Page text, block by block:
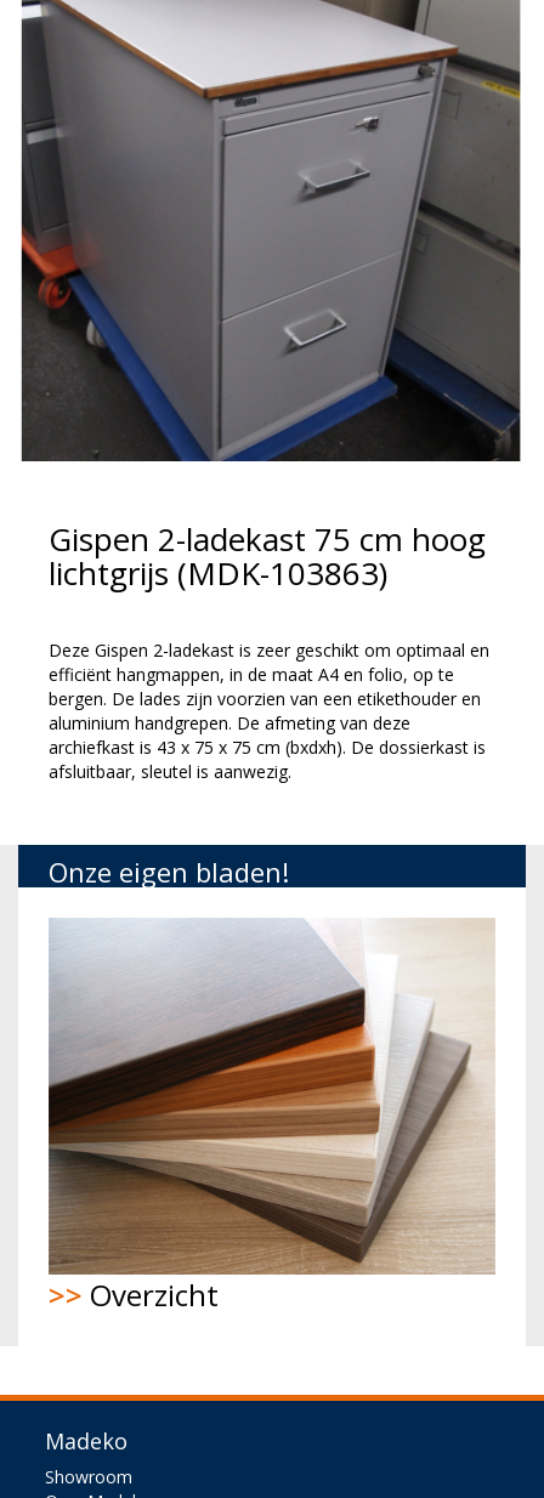
Gispen 2-ladekast 75 cm hoog
lichtgrijs (MDK-103863)
Deze Gispen 2-ladekast is zeer geschikt om optimaal en
efficiënt hangmappen, in de maat A4 en folio, op te
bergen. De lades zijn voorzien van een etikethouder en
aluminium handgrepen. De afmeting van deze
archiefkast is 43 x 75 x 75 cm (bxdxh). De dossierkast is
afsluitbaar, sleutel is aanwezig.
Onze eigen bladen!
>> Overzicht
Madeko
Showroom